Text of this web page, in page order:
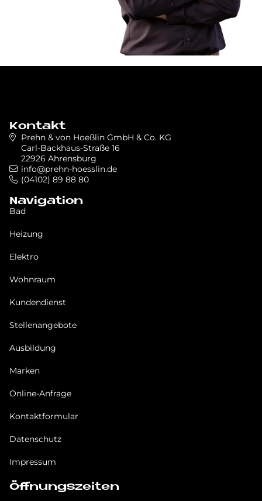
Kontakt
Prehn & von Hoeßlin GmbH & Co. KG
Carl-Backhaus-Straße 16
22926 Ahrensburg
info@prehn-hoesslin.de
(04102) 89 88 80
Navigation
Bad
Heizung
Elektro
Wohnraum
Kundendienst
Stellenangebote
Ausbildung
Marken
Online-Anfrage
Kontaktformular
Datenschutz
Impressum
Öffnungszeiten